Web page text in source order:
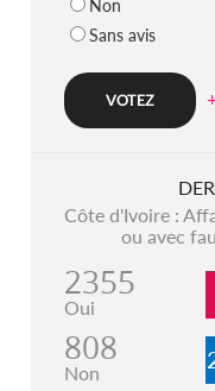
Non
Sans avis
Côte d'Ivoire :
ou avec
2355
Oui
808
Non